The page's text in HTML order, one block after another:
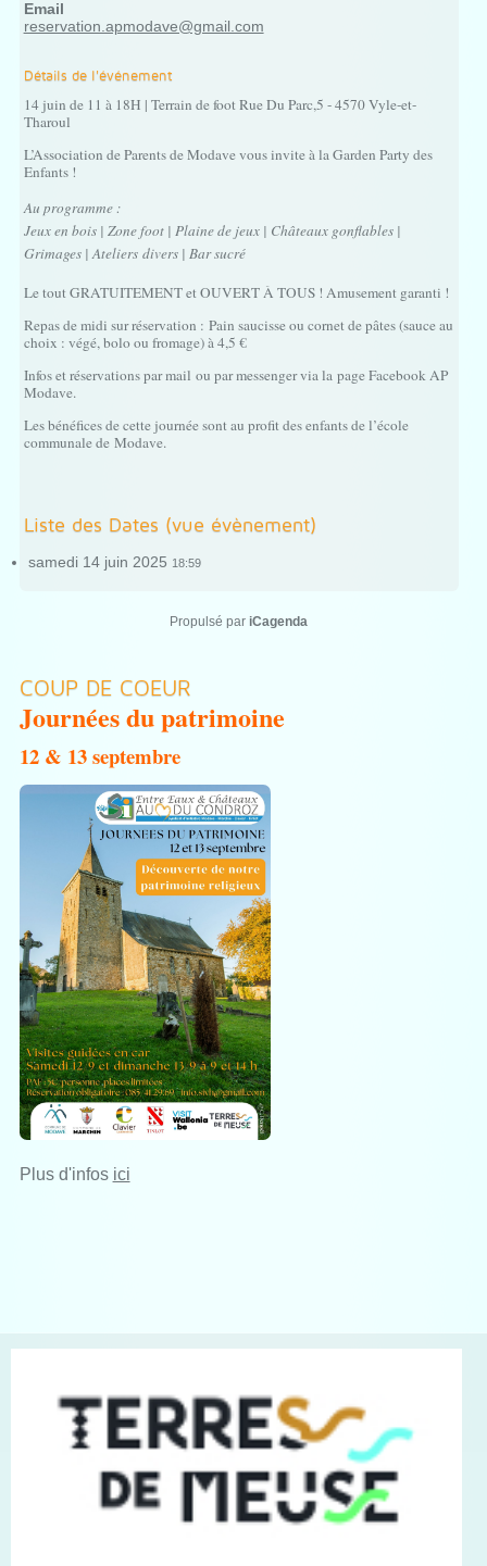
Email
reservation.apmodave@gmail.com
Détails de l'événement
14 juin de 11 à 18H | Terrain de foot Rue Du Parc,5 - 4570 Vyle-et-
Tharoul
L’Association de Parents de Modave vous invite à la Garden Party des
Enfants !
Au programme :
Jeux en bois | Zone foot | Plaine de jeux | Châteaux gonflables |
Grimages | Ateliers divers | Bar sucré
Le tout GRATUITEMENT et OUVERT À TOUS ! Amusement garanti !
Repas de midi sur réservation : Pain saucisse ou cornet de pâtes (sauce au
choix : végé, bolo ou fromage) à 4,5 €
Infos et réservations par mail ou par messenger via la page Facebook AP
Modave.
Les bénéfices de cette journée sont au profit des enfants de l’école
communale de Modave.
Liste des Dates (vue évènement)
samedi 14 juin 2025 18:59
Propulsé par iCagenda
COUP DE COEUR
Journées du patrimoine
12 & 13 septembre
Plus d'infos ici